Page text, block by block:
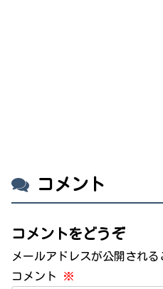
コメント
コメントをどうぞ
メールアドレスが公開される
コメント
※